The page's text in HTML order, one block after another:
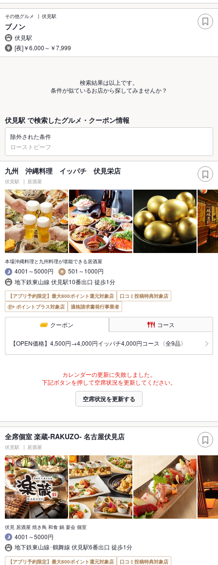
その他グルメ 伏見駅
ブノン
伏見駅
[夜]￥6,000～￥7,999
検索結果は以上です。
条件が似ているお店から探してみませんか？
伏見駅 で検索したグルメ・クーポン情報
除外された条件
ローストビーフ
九州 沖縄料理 イッパチ 伏見栄店
伏見駅 居酒屋
本場沖縄料理と九州料理が堪能できる居酒屋
4001～5000円
501～1000円
地下鉄東山線 伏見駅10番出口 徒歩1分
【アプリ予約限定】最大800ポイント還元対象店
口コミ投稿特典対象店
ポイントプラス対象店
適格請求書発行事業者
クーポン コース
【OPEN価格】4,500円→4,000円イッパチ4,000円コース〈全9品〉
カレンダーの更新に失敗しました。
下記ボタンを押して空席状況を更新してください。
空席状況を更新する
全席個室 楽蔵‐RAKUZO‐ 名古屋伏見店
伏見駅 居酒屋
伏見 居酒屋 焼き鳥 和食 鍋 宴会 個室
4001～5000円
地下鉄東山線･鶴舞線 伏見駅6番出口 徒歩1分
【アプリ予約限定】最大800ポイント還元対象店 口コミ投稿特典対象店